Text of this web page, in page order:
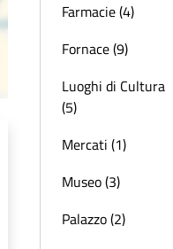
Farmacie (4)
Fornace (9)
Luoghi di Cultura
(5)
Mercati (1)
Museo (3)
Palazzo (2)